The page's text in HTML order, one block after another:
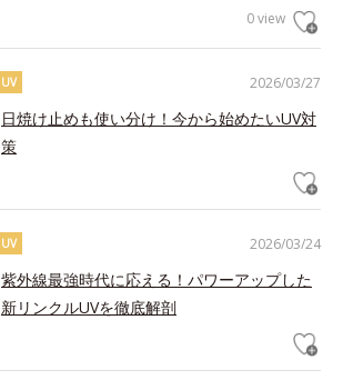
0 view
2026/03/27
UV
日焼け止めも使い分け！今から始めたいUV対
策
2026/03/24
UV
紫外線最強時代に応える！パワーアップした
新リンクルUVを徹底解剖